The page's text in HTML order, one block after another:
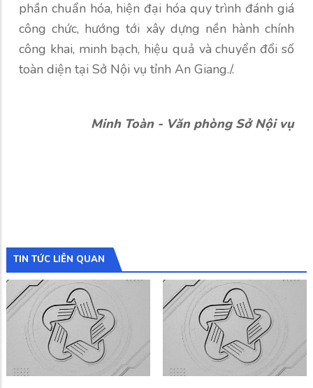
phần chuẩn hóa, hiện đại hóa quy trình đánh giá
công chức, hướng tới xây dựng nền hành chính
công khai, minh bạch, hiệu quả và chuyển đổi số
toàn diện tại Sở Nội vụ tỉnh An Giang./.
Minh Toàn - Văn phòng Sở Nội vụ
TIN TỨC LIÊN QUAN